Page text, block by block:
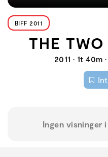
BIFF 2011
THE
2011 • 1t
Ingen visninger